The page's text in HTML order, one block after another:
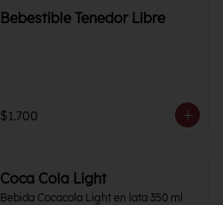
Bebestible Tenedor Libre
$1.700
Coca Cola Light
Bebida Cocacola Light en lata 350 ml